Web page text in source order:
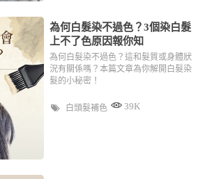
為何白髮染不過色？3個染白髮
上不了色原因報你知
為何白髮染不過色？這和髮質或身體狀
況有關係嗎？本篇文章為你解開白髮染
髮的小秘密！
白頭髮補色 39K